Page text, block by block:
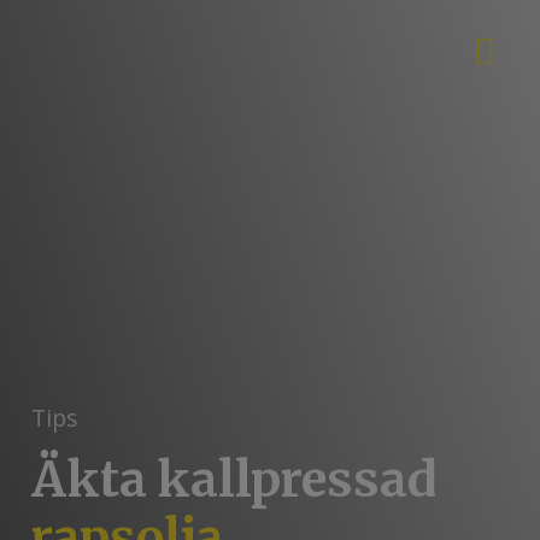
Tips
Äkta kallpressad